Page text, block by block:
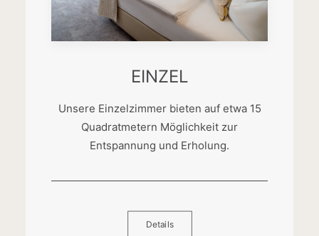
EINZEL
Unsere Einzelzimmer bieten auf etwa 15
Quadratmetern Möglichkeit zur
Entspannung und Erholung.
Details